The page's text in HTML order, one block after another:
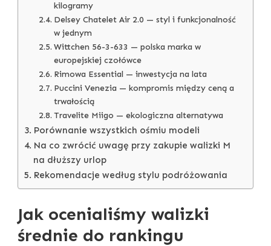
kilogramy
Delsey Chatelet Air 2.0 — styl i funkcjonalność
w jednym
Wittchen 56-3-633 — polska marka w
europejskiej czołówce
Rimowa Essential — inwestycja na lata
Puccini Venezia — kompromis między ceną a
trwałością
Travelite Miigo — ekologiczna alternatywa
Porównanie wszystkich ośmiu modeli
Na co zwrócić uwagę przy zakupie walizki M
na dłuższy urlop
Rekomendacje według stylu podróżowania
Jak ocenialiśmy walizki
średnie do rankingu